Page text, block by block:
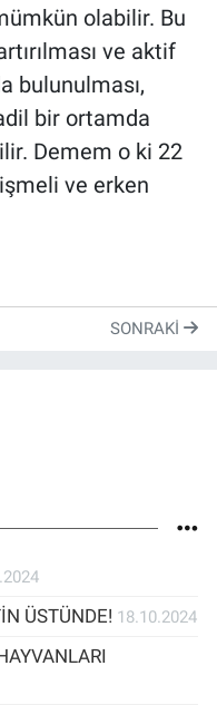
olabilir. Bu
ve aktif
bulunulması,
bir ortamda
Demem o ki 22
ve erken
SONRAKI
ÜSTÜNDE! 18.10.2024